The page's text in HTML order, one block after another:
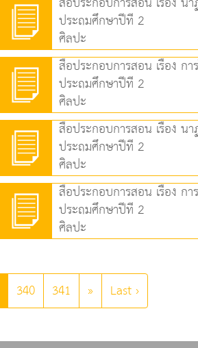
ประถมศึกษาปีที่ 2
ศิลปะ
ประถมศึกษาปีที่ 2
ศิลปะ
ประถมศึกษาปีที่ 2
ศิลปะ
ประถมศึกษาปีที่ 2
ศิลปะ
340 341 » Last ›